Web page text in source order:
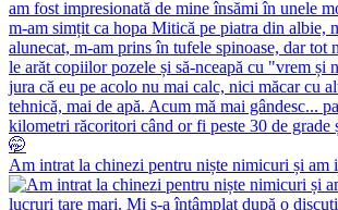
Am intrat la chinezi pentru niște nimicuri și am i